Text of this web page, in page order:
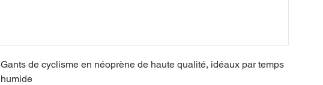
Gants de cyclisme en néoprène de haute qualité, idéaux par temps
humide